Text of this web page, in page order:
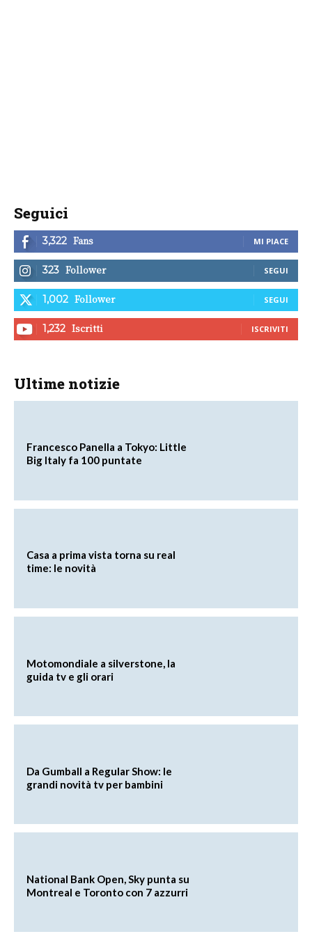
Seguici
3,322 Fans MI PIACE
323 Follower SEGUI
1,002 Follower SEGUI
1,232 Iscritti ISCRIVITI
Ultime notizie
Francesco Panella a Tokyo: Little
Big Italy fa 100 puntate
Casa a prima vista torna su real
time: le novità
Motomondiale a silverstone, la
guida tv e gli orari
Da Gumball a Regular Show: le
grandi novità tv per bambini
National Bank Open, Sky punta su
Montreal e Toronto con 7 azzurri